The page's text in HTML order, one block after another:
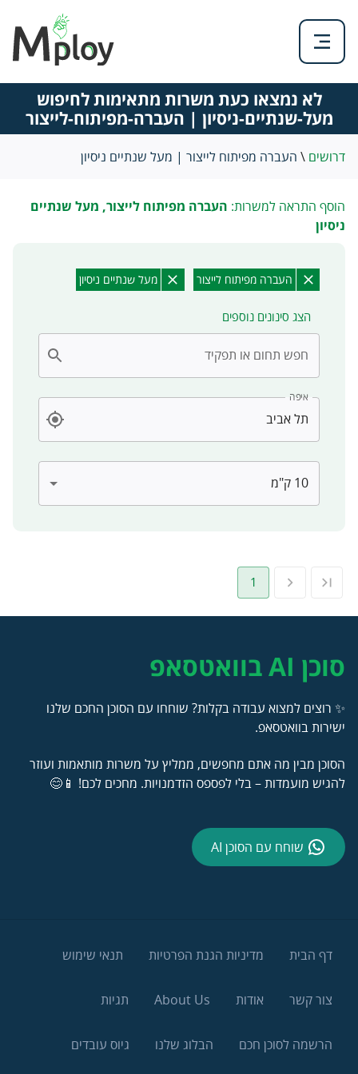
לא נמצאו כעת משרות מתאימות לחיפוש
מעל-שנתיים-ניסיון | העברה-מפיתוח-לייצור
דרושים \ העברה מפיתוח לייצור | מעל שנתיים ניסיון
הוסף התראה למשרות: העברה מפיתוח לייצור, מעל שנתיים
ניסיון
העברה מפיתוח לייצור מעל שנתיים ניסיון
הצג סינונים נוספים
חפש תחום או תפקיד
איפה
1
סוכן AI בוואטסאפ
✨ רוצים למצוא עבודה בקלות? שוחחו עם הסוכן החכם שלנו
ישירות בוואטסאפ.
הסוכן מבין מה אתם מחפשים, ממליץ על משרות מותאמות ועוזר
להגיש מועמדות – בלי לפספס הזדמנויות. מחכים לכם! 📱😊
שוחח עם הסוכן AI
דף הבית מדיניות הגנת הפרטיות תנאי שימוש
צור קשר אודות About Us תגיות
הרשמה לסוכן חכם הבלוג שלנו גיוס עובדים